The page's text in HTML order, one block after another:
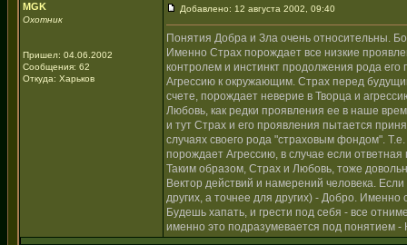
MGK
Охотник
Пришел: 04.06.2002
Сообщения: 62
Откуда: Харьков
Добавлено: 12 августа 2002, 09:40
Понятия Добра и Зла очень относительны.
Именно Страх порождает все низкие
контролем и инстинкт продолжения рода
Агрессию к окружающим. Страх перед
счете, порождает неверие в Творца и
Любовь, как редки проявления ее в наше
и тут Страх и его проявления пытается
случаях своего рода "страховым фондом".
порождает Агрессию, в случае если
Таким образом, Страх и Любовь, тоже
Вектор действий и намерений человека.
других, а точнее для других) - Добро.
Будешь хапать, и грести под себя - все
именно это подразумевается под понятием -